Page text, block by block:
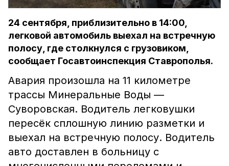
24 сентября, приблизительно в 14:00,
легковой автомобиль выехал на встречную
полосу, где столкнулся с грузовиком,
сообщает Госавтоинспекция Ставрополья.
Авария произошла на 11 километре
трассы Минеральные Воды —
Суворовская. Водитель легковушки
пересёк сплошную линию разметки и
выехал на встречную полосу. Водитель
авто доставлен в больницу с